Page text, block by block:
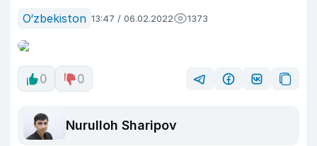
O‘zbekiston 13:47 / 06.02.2022 1373
0 0
Nurulloh Sharipov